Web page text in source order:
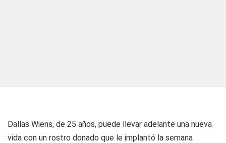
Dallas Wiens, de 25 años, puede llevar adelante una nueva
vida con un rostro donado que le implantó la semana